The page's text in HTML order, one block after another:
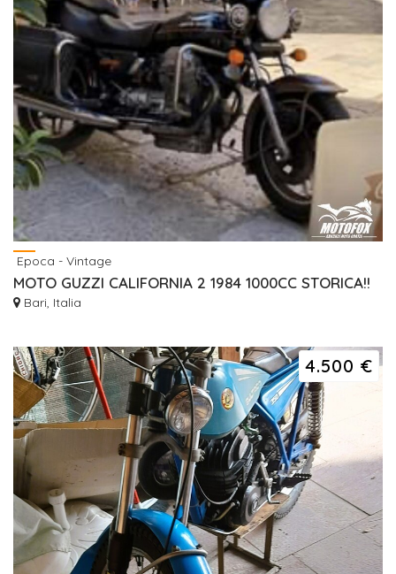
Epoca - Vintage
MOTO GUZZI CALIFORNIA 2 1984 1000CC STORICA!!
Bari, Italia
4.500 €